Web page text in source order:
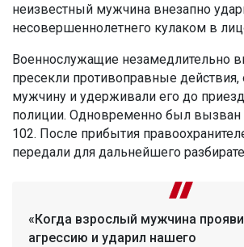
неизвестный мужчина внезапно
несовершеннолетнего кулаком в
Военнослужащие незамедлительно
пресекли противоправные
мужчину и удерживали его до
полиции. Одновременно был вызван
102. После прибытия
передали для дальнейшего
«Когда взрослый мужчина
агрессию и ударил нашего